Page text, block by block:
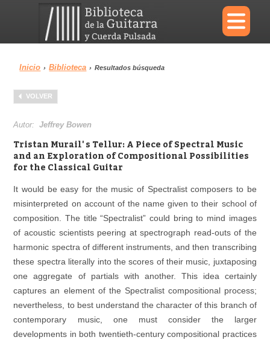
×
Menu
Biblioteca
Área personal Reproductor
Inicio › Biblioteca › Resultados búsqueda
VOLVER
Autor:Jeffrey Bowen
Tristan Murail' s Tellur: A Piece of Spectral Music
and an Exploration of Compositional Possibilities
for the Classical Guitar
It would be easy for the music of Spectralist composers to be
misinterpreted on account of the name given to their school of
composition. The title “Spectralist” could bring to mind images
of acoustic scientists peering at spectrograph read-outs of the
harmonic spectra of different instruments, and then transcribing
these spectra literally into the scores of their music, juxtaposing
one aggregate of partials with another. This idea certainly
captures an element of the Spectralist compositional process;
nevertheless, to best understand the character of this branch of
contemporary music, one must consider the larger
developments in both twentieth-century compositional practices